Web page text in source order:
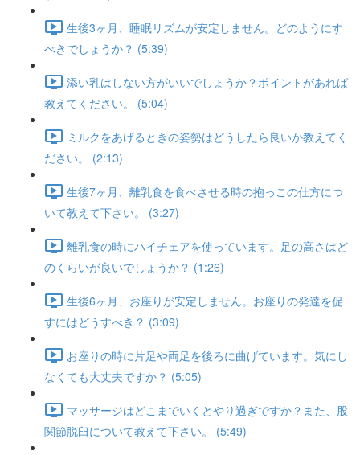
生後3ヶ月、睡眠リズムが安定しません。どのようにす
べきでしょうか？ (5:39)
添い乳はしない方がいいでしょうか？ポイントがあれば
教えてください。 (5:04)
ミルクをあげるときの姿勢はどうしたら良いか教えてく
ださい。 (2:13)
生後7ヶ月、離乳食を食べさせる時の抱っこの仕方につ
いて教えて下さい。 (3:27)
離乳食の時にハイチェアを使っています。足の高さはど
のくらいが良いでしょうか？ (1:26)
生後6ヶ月、お座りが安定しません。お座りの発達を促
すにはどうすべき？ (3:09)
お座りの時に片足や両足を後ろに曲げています。気にし
なくても大丈夫ですか？ (5:05)
マッサージはどこまでいくとやり過ぎですか？また、股
関節脱臼について教えて下さい。 (5:49)